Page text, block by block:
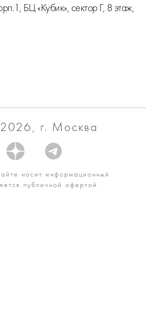
БЦ «Кубик», сектор Г, 8 этаж,
г. Москва
носит информационный
публичной офертой.